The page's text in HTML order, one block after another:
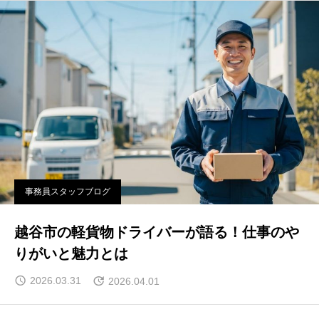
事務員スタッフブログ
越谷市の軽貨物ドライバーが語る！仕事のや
りがいと魅力とは
2026.03.31 2026.04.01